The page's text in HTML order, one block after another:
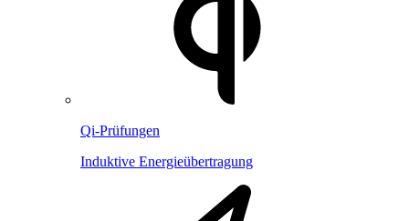
Qi-Prüfungen
Induktive Energieübertragung